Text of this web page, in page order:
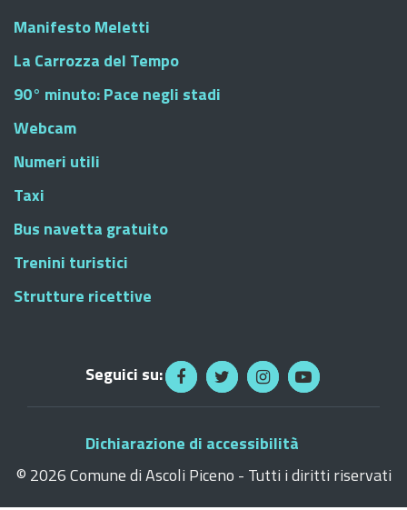
Manifesto Meletti
La Carrozza del Tempo
90° minuto: Pace negli stadi
Webcam
Numeri utili
Taxi
Bus navetta gratuito
Trenini turistici
Strutture ricettive
Seguici su:
Dichiarazione di accessibilità
© 2026 Comune di Ascoli Piceno - Tutti i diritti riservati